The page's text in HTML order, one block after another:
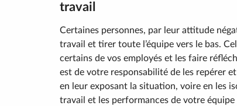
travail
Certaines personnes, par leur attitude
travail et tirer toute l’équipe vers le bas.
certains de vos employés et les faire
est de votre responsabilité de les repérer
en leur exposant la situation, voire en les
travail et les performances de votre équipe